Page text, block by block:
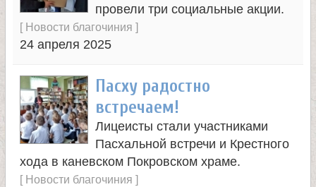
л
я
П
провели три социальные акции.
[ Новости благочиния ]
24 апреля 2025
Пасху радостно
встречаем!
Лицеисты стали участниками
Пасхальной встречи и Крестного
хода в каневском Покровском храме.
[ Новости благочиния ]